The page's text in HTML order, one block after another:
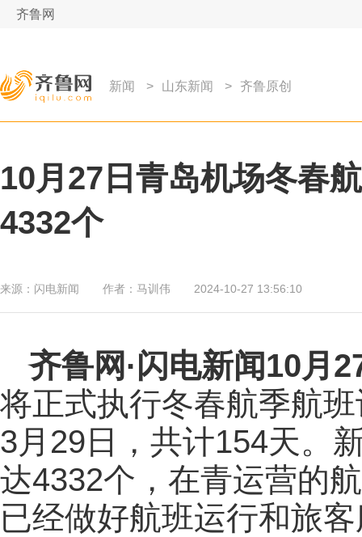
齐鲁网
新闻 > 山东新闻 > 齐鲁原创
10月27日青岛机场冬春
4332个
来源： 闪电新闻 作者： 马训伟 2024-10-27 13:56:10
齐鲁网 ·闪电新闻10月
将正式执行冬春航季航
3月29日，共计154天。
达4332个，在青运营的
已经做好航班运行和旅